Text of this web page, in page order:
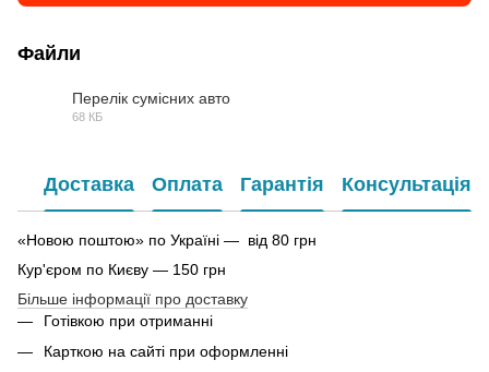
Файли
Перелік сумісних авто
68 КБ
Доставка Оплата Гарантія Консультація
«Новою поштою» по Україні — від 80 грн
Кур'єром по Києву — 150 грн
Більше інформації про доставку
Готівкою при отриманні
Карткою на сайті при оформленні